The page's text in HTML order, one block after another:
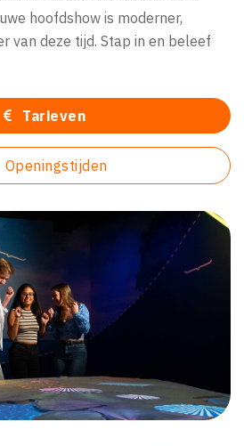
hoofdshow is moderner,
van deze tijd. Stap in en beleef
Tarieven
Openingstijden